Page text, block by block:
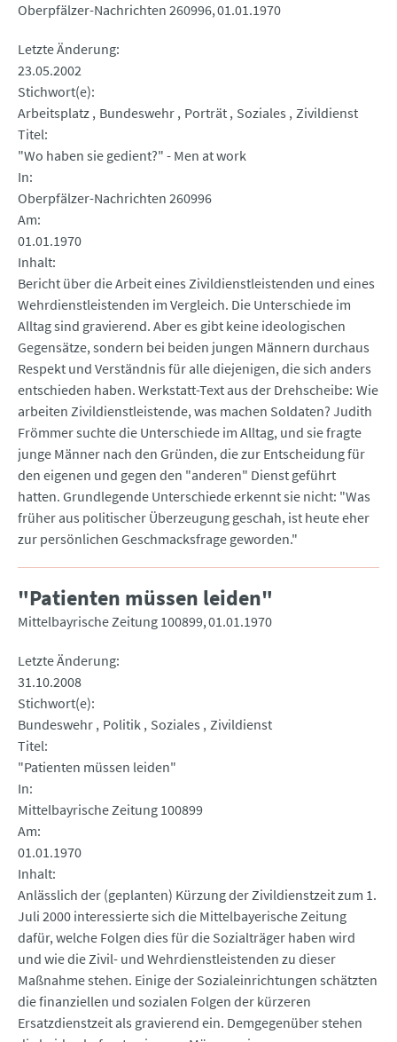
Oberpfälzer-Nachrichten 260996 01.01.1970
Letzte Änderung
23.05.2002
Stichwort(e)
Arbeitsplatz Bundeswehr Porträt Soziales Zivildienst
Titel
"Wo haben sie gedient?" - Men at work
In
Oberpfälzer-Nachrichten 260996
Am
01.01.1970
Inhalt
Bericht über die Arbeit eines Zivildienstleistenden und eines
Wehrdienstleistenden im Vergleich. Die Unterschiede im
Alltag sind gravierend. Aber es gibt keine ideologischen
Gegensätze, sondern bei beiden jungen Männern durchaus
Respekt und Verständnis für alle diejenigen, die sich anders
entschieden haben. Werkstatt-Text aus der Drehscheibe: Wie
arbeiten Zivildienstleistende, was machen Soldaten? Judith
Frömmer suchte die Unterschiede im Alltag, und sie fragte
junge Männer nach den Gründen, die zur Entscheidung für
den eigenen und gegen den "anderen" Dienst geführt
hatten. Grundlegende Unterschiede erkennt sie nicht: "Was
früher aus politischer Überzeugung geschah, ist heute eher
zur persönlichen Geschmacksfrage geworden."
"Patienten müssen leiden"
Mittelbayrische Zeitung 100899 01.01.1970
Letzte Änderung
31.10.2008
Stichwort(e)
Bundeswehr Politik Soziales Zivildienst
Titel
"Patienten müssen leiden"
In
Mittelbayrische Zeitung 100899
Am
01.01.1970
Inhalt
Anlässlich der (geplanten) Kürzung der Zivildienstzeit zum 1.
Juli 2000 interessierte sich die Mittelbayerische Zeitung
dafür, welche Folgen dies für die Sozialträger haben wird
und wie die Zivil- und Wehrdienstleistenden zu dieser
Maßnahme stehen. Einige der Sozialeinrichtungen schätzten
die finanziellen und sozialen Folgen der kürzeren
Ersatzdienstzeit als gravierend ein. Demgegenüber stehen